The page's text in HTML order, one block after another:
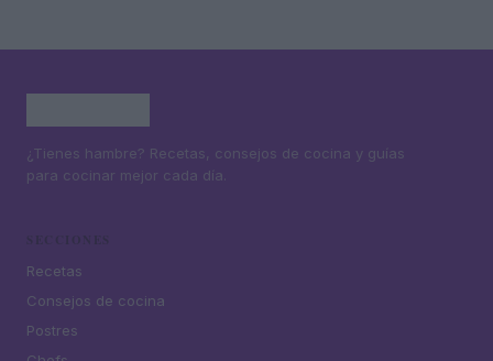
¿Tienes hambre? Recetas, consejos de cocina y guías
para cocinar mejor cada día.
Recetas
Consejos de cocina
Postres